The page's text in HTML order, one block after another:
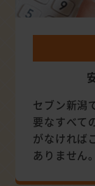
セブン新潟
要なすべて
がなければ
ありません。